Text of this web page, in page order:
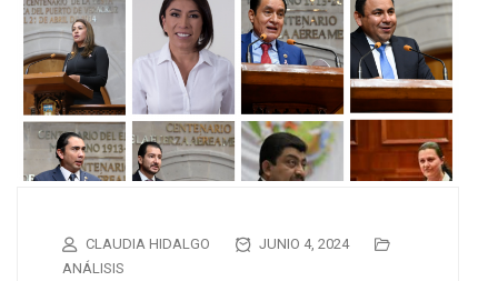
CLAUDIA HIDALGO
JUNIO 4, 2024
ANÁLISIS